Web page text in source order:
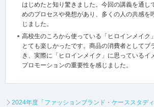
はじめたと知り驚きました。今回の講義を通し
めのプロセスや発想があり、多くの人の共感を
じました。
高校生のころから使っている「ヒロインメイク
とても楽しかったです。商品の消費者としてブ
き、実際に「ヒロインメイク」に思っているイ
プロモーションの重要性を感じました。
2024年度「ファッションブランド・ケーススタデ